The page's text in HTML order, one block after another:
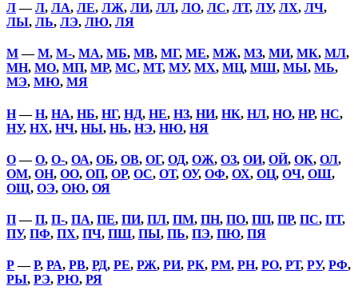
Л—Л, ЛА, ЛЕ, ЛЖ, ЛИ, ЛЛ, ЛО, ЛС, ЛТ, ЛУ, ЛХ, ЛЧ,
ЛЫ, ЛЬ, ЛЭ, ЛЮ, ЛЯ
М—М, М-, МА, МБ, МВ, МГ, МЕ, МЖ, МЗ, МИ, МК, МЛ,
МН, МО, МП, МР, МС, МТ, МУ, МХ, МЦ, МШ, МЫ, МЬ,
МЭ, МЮ, МЯ
Н—Н, НА, НБ, НГ, НД, НЕ, НЗ, НИ, НК, НЛ, НО, НР, НС,
НУ, НХ, НЧ, НЫ, НЬ, НЭ, НЮ, НЯ
О—О, О-, ОА, ОБ, ОВ, ОГ, ОД, ОЖ, ОЗ, ОИ, ОЙ, ОК, ОЛ,
ОМ, ОН, ОО, ОП, ОР, ОС, ОТ, ОУ, ОФ, ОХ, ОЦ, ОЧ, ОШ,
ОЩ, ОЭ, ОЮ, ОЯ
П—П, П-, ПА, ПЕ, ПИ, ПЛ, ПМ, ПН, ПО, ПП, ПР, ПС, ПТ,
ПУ, ПФ, ПХ, ПЧ, ПШ, ПЫ, ПЬ, ПЭ, ПЮ, ПЯ
Р—Р, РА, РВ, РД, РЕ, РЖ, РИ, РК, РМ, РН, РО, РТ, РУ, РФ,
РЫ, РЭ, РЮ, РЯ